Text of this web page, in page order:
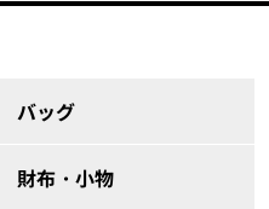
バッグ
財布・小物